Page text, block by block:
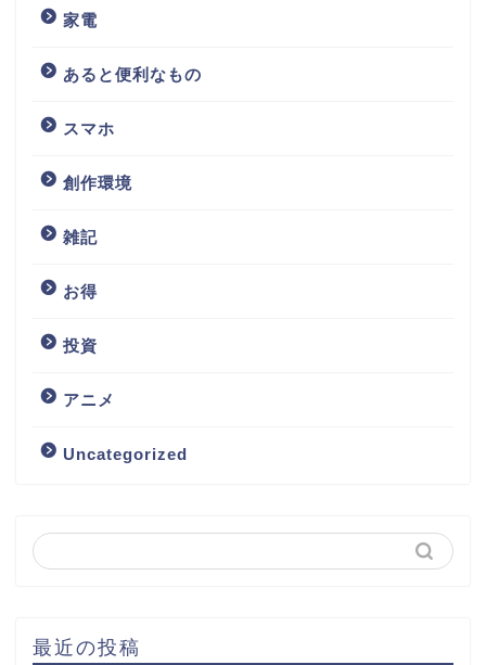
家電
あると便利なもの
スマホ
創作環境
雑記
お得
投資
アニメ
Uncategorized
最近の投稿